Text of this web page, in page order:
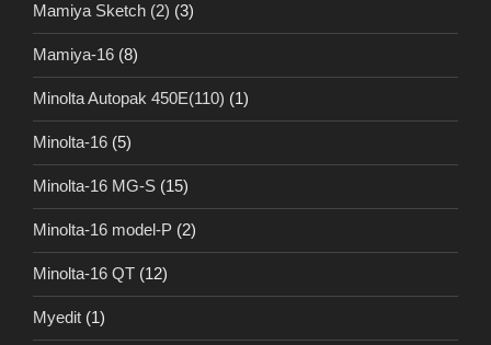
Mamiya Sketch (2) (3)
Mamiya-16 (8)
Minolta Autopak 450E(110) (1)
Minolta-16 (5)
Minolta-16 MG-S (15)
Minolta-16 model-P (2)
Minolta-16 QT (12)
Myedit (1)